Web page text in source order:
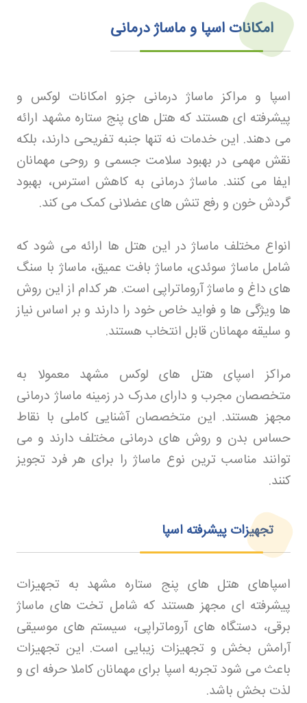
امکانات اسپا و ماساژ درمانی
اسپا و مراکز ماساژ درمانی جزو امکانات لوکس و
پیشرفته ای هستند که هتل های پنج ستاره مشهد ارائه
می دهند. این خدمات نه تنها جنبه تفریحی دارند، بلکه
نقش مهمی در بهبود سلامت جسمی و روحی مهمانان
ایفا می کنند. ماساژ درمانی به کاهش استرس، بهبود
گردش خون و رفع تنش های عضلانی کمک می کند.
انواع مختلف ماساژ در این هتل ها ارائه می شود که
شامل ماساژ سوئدی، ماساژ بافت عمیق، ماساژ با سنگ
های داغ و ماساژ آروماتراپی است. هر کدام از این روش
ها ویژگی ها و فواید خاص خود را دارند و بر اساس نیاز
و سلیقه مهمانان قابل انتخاب هستند.
مراکز اسپای هتل های لوکس مشهد معمولا به
متخصصان مجرب و دارای مدرک در زمینه ماساژ درمانی
مجهز هستند. این متخصصان آشنایی کاملی با نقاط
حساس بدن و روش های درمانی مختلف دارند و می
توانند مناسب ترین نوع ماساژ را برای هر فرد تجویز
کنند.
تجهیزات پیشرفته اسپا
اسپاهای هتل های پنج ستاره مشهد به تجهیزات
پیشرفته ای مجهز هستند که شامل تخت های ماساژ
برقی، دستگاه های آروماتراپی، سیستم های موسیقی
آرامش بخش و تجهیزات زیبایی است. این تجهیزات
باعث می شود تجربه اسپا برای مهمانان کاملا حرفه ای و
لذت بخش باشد.